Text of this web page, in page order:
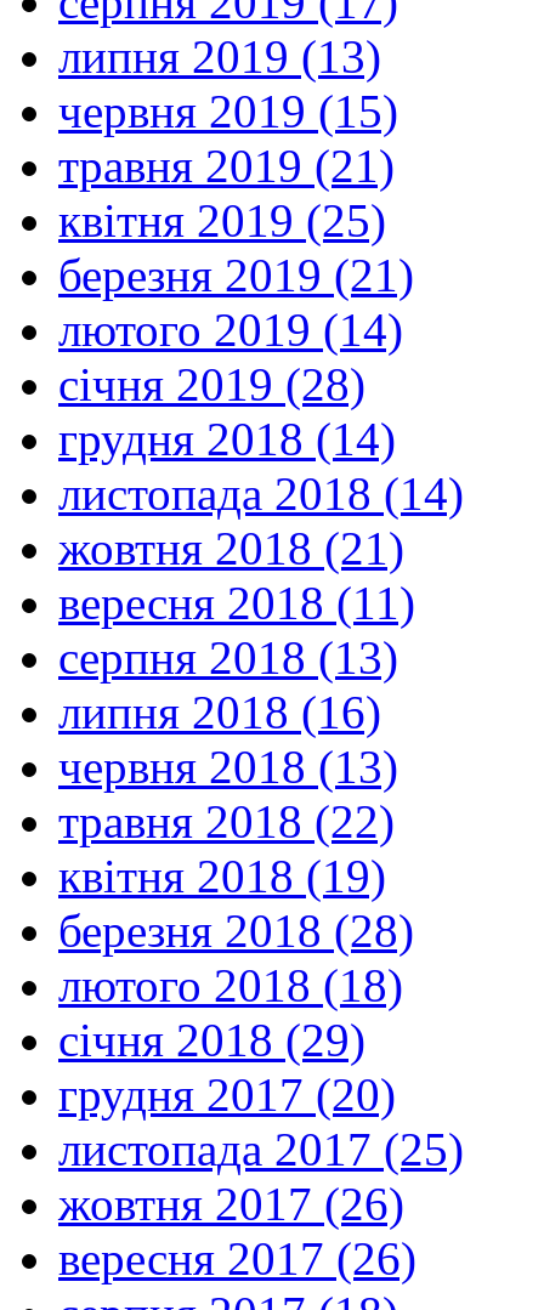
липня 2019 (13)
червня 2019 (15)
травня 2019 (21)
квітня 2019 (25)
березня 2019 (21)
лютого 2019 (14)
січня 2019 (28)
грудня 2018 (14)
листопада 2018 (14)
жовтня 2018 (21)
вересня 2018 (11)
серпня 2018 (13)
липня 2018 (16)
червня 2018 (13)
травня 2018 (22)
квітня 2018 (19)
березня 2018 (28)
лютого 2018 (18)
січня 2018 (29)
грудня 2017 (20)
листопада 2017 (25)
жовтня 2017 (26)
вересня 2017 (26)